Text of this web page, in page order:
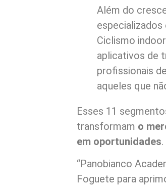
Além do
Ciclismo
aplicativos de
profissionais
aqueles que
Esses 11
transformam o
em oportunidades
“Panobianco
Foguete para